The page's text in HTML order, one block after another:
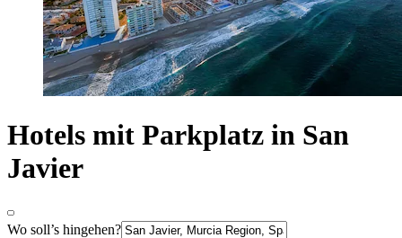
Hotels mit Parkplatz in San
Javier
Wo soll’s hingehen?